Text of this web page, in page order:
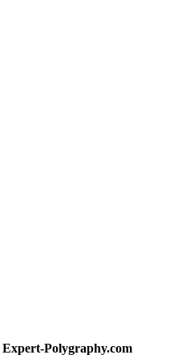
Expert-Polygraphy.com